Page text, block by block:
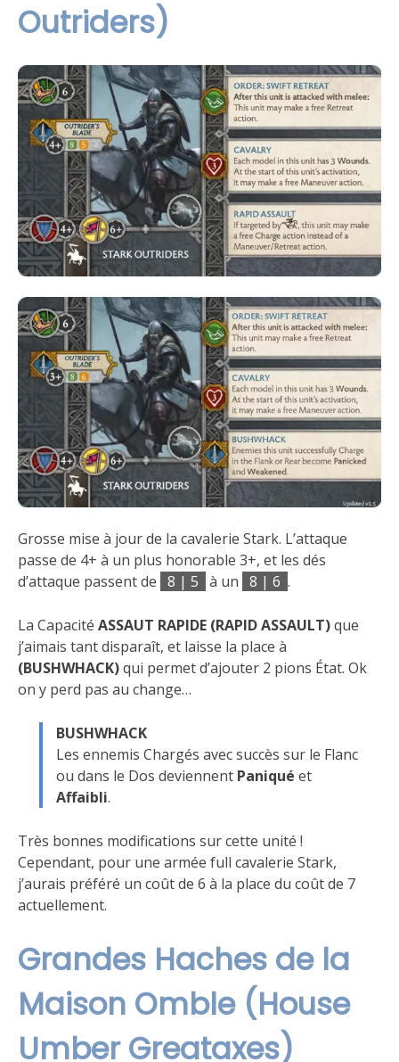
Outriders)
Grosse mise à jour de la cavalerie Stark. L’attaque
passe de 4+ à un plus honorable 3+, et les dés
d’attaque passent de 8 | 5 à un 8 | 6 .
La Capacité ASSAUT RAPIDE (RAPID ASSAULT)que
j’aimais tant disparaît, et laisse la place à
(BUSHWHACK)qui permet d’ajouter 2 pions État. Ok
on y perd pas au change…
BUSHWHACK
Les ennemis Chargés avec succès sur le Flanc
ou dans le Dos deviennent Paniqué et
Affaibli.
Très bonnes modifications sur cette unité !
Cependant, pour une armée full cavalerie Stark,
j’aurais préféré un coût de 6 à la place du coût de 7
actuellement.
Grandes Haches de la
Maison Omble (House
Umber Greataxes)